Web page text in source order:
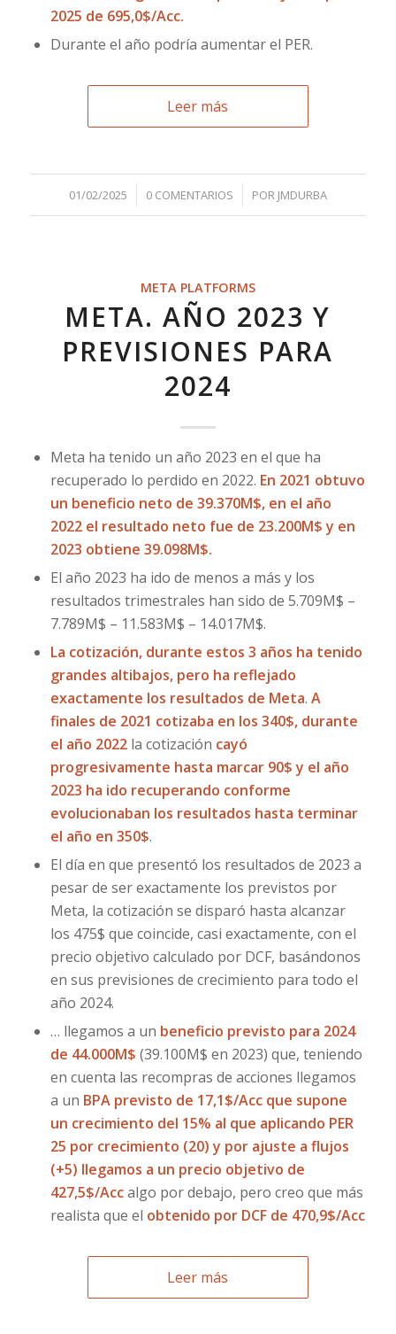
2025 de 695,0$/Acc.
Durante el año podría aumentar el PER.
Leer más
01/02/2025
/ 0 COMENTARIOS
/ POR JMDURBA
META PLATFORMS
META. AÑO 2023 Y
PREVISIONES PARA
2024
Meta ha tenido un año 2023 en el que ha
recuperado lo perdido en 2022. En 2021 obtuvo
un beneficio neto de 39.370M$, en el año
2022 el resultado neto fue de 23.200M$ y en
2023 obtiene 39.098M$.
El año 2023 ha ido de menos a más y los
resultados trimestrales han sido de 5.709M$ –
7.789M$ – 11.583M$ – 14.017M$.
La cotización, durante estos 3 años ha tenido
grandes altibajos, pero ha reflejado
exactamente los resultados de Meta. A
finales de 2021 cotizaba en los 340$, durante
el año 2022 la cotización cayó
progresivamente hasta marcar 90$ y el año
2023 ha ido recuperando conforme
evolucionaban los resultados hasta terminar
el año en 350$.
El día en que presentó los resultados de 2023 a
pesar de ser exactamente los previstos por
Meta, la cotización se disparó hasta alcanzar
los 475$ que coincide, casi exactamente, con el
precio objetivo calculado por DCF, basándonos
en sus previsiones de crecimiento para todo el
año 2024.
… llegamos a un beneficio previsto para 2024
de 44.000M$ (39.100M$ en 2023) que, teniendo
en cuenta las recompras de acciones llegamos
a un BPA previsto de 17,1$/Acc que supone
un crecimiento del 15% al que aplicando PER
25 por crecimiento (20) y por ajuste a flujos
(+5) llegamos a un precio objetivo de
427,5$/Accalgo por debajo, pero creo que más
realista que el obtenido por DCF de 470,9$/Acc
Leer más